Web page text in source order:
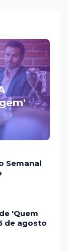
Semanal
'Quem
de agosto